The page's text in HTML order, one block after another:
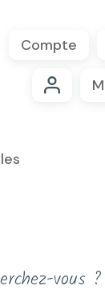
Compte
vous ?